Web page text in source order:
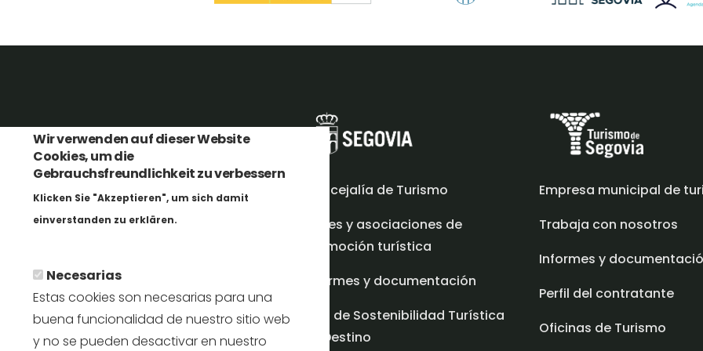
Wir verwenden auf dieser Website
Cookies, um die
Gebrauchsfreundlichkeit zu verbessern
Klicken Sie "Akzeptieren", um sich damit
einverstanden zu erklären.
Necesarias
Estas cookies son necesarias para una
buena funcionalidad de nuestro sitio web
y no se pueden desactivar en nuestro
Concejalía de Turismo
Redes y asociaciones de
promoción turística
Informes y documentación
Plan de Sostenibilidad Turística
en Destino
Empresa municipal de
Trabaja con nosotros
Informes y
Perfil del contratante
Oficinas de Turismo